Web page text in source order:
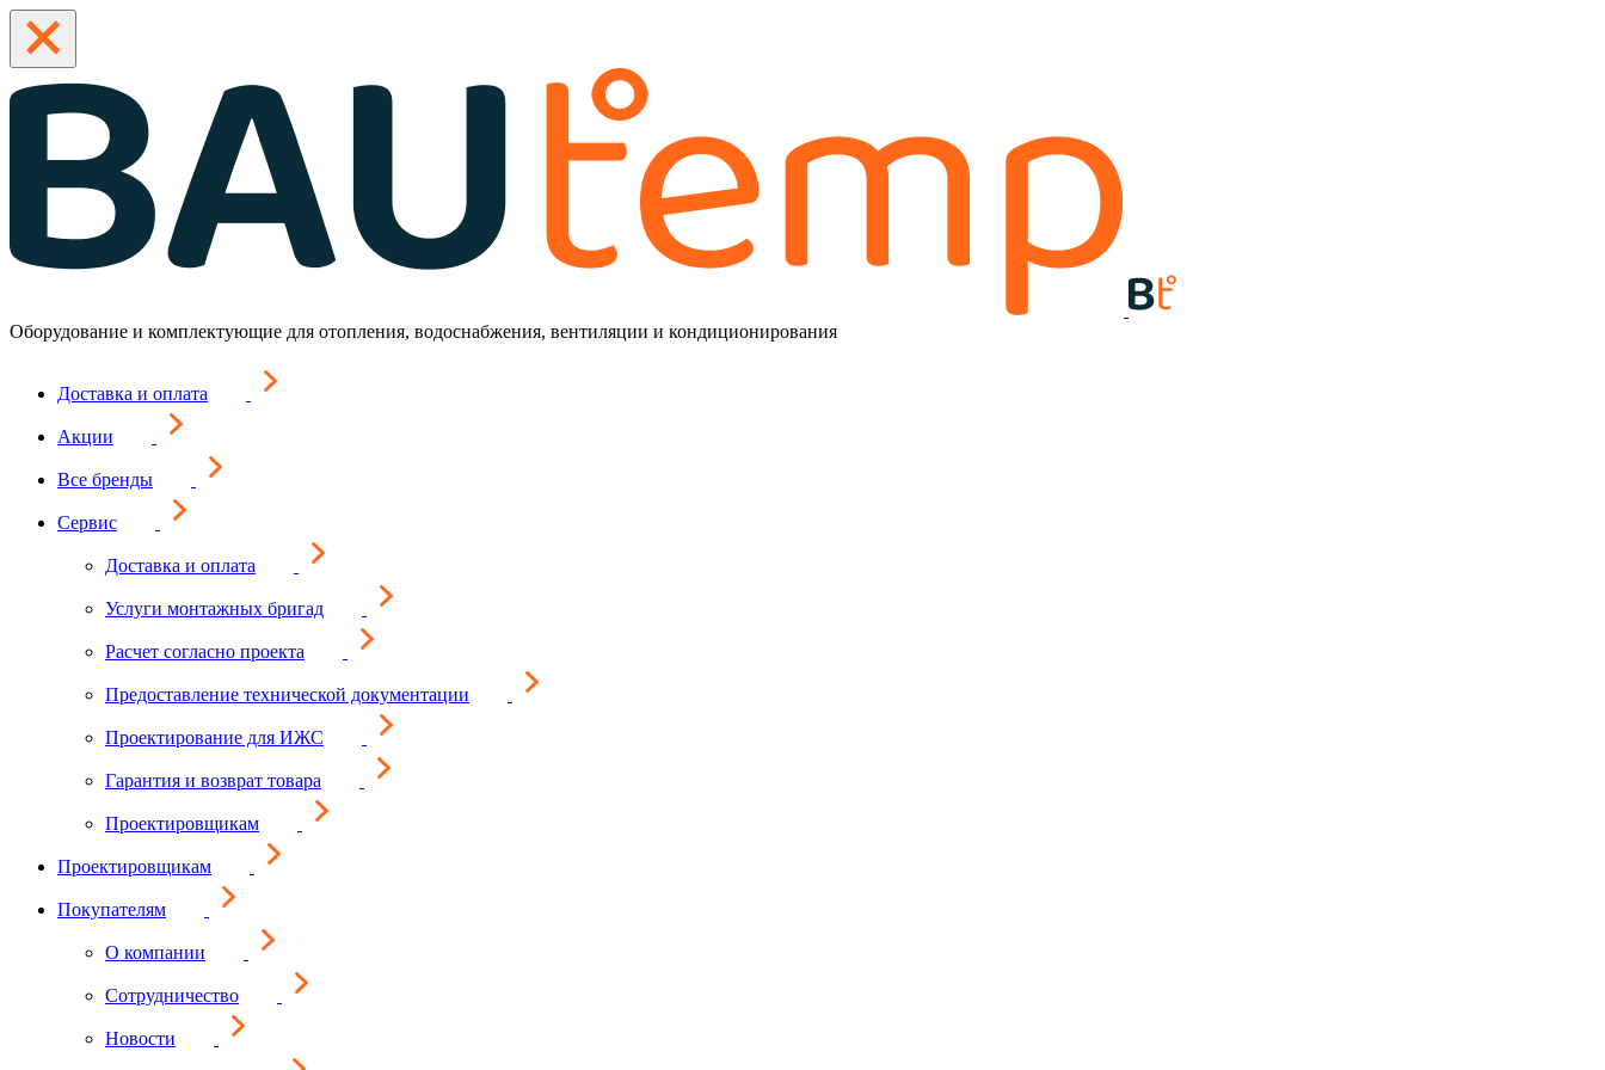
Оборудование и комплектующие для отопления, водоснабжения, вентиляции и кондиционирования
Доставка и оплата
Акции
Все бренды
Сервис
Доставка и оплата
Услуги монтажных бригад
Расчет согласно проекта
Предоставление технической документации
Проектирование для ИЖС
Гарантия и возврат товара
Проектировщикам
Проектировщикам
Покупателям
О компании
Сотрудничество
Новости